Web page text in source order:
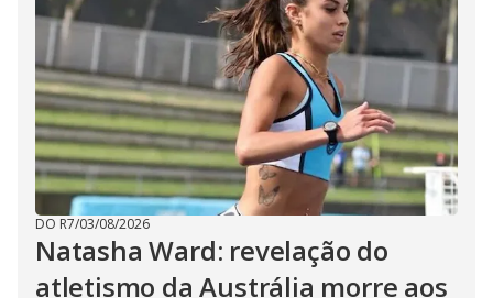
DO R7/03/08/2026
Natasha Ward: revelação do
atletismo da Austrália morre aos